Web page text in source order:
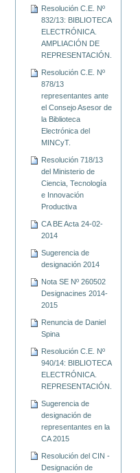
Resolución C.E. Nº
832/13: BIBLIOTECA
ELECTRÓNICA.
AMPLIACIÓN DE
REPRESENTACIÓN.
Resolución C.E. Nº
878/13
representantes ante
el Consejo Asesor de
la Biblioteca
Electrónica del
MINCyT.
Resolución 718/13
del Ministerio de
Ciencia, Tecnología
e Innovación
Productiva
CA BE Acta 24-02-
2014
Sugerencia de
designación 2014
Nota SE Nº 260502
Designacines 2014-
2015
Renuncia de Daniel
Spina
Resolución C.E. Nº
940/14: BIBLIOTECA
ELECTRÓNICA.
REPRESENTACIÓN.
Sugerencia de
designación de
representantes en la
CA 2015
Resolución del CIN -
Designación de